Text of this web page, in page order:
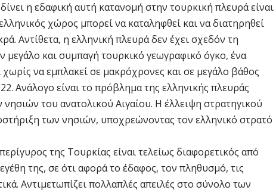
η εδαφική αυτή κατανομή στην τουρκική πλευρά είναι
χώρος μπορεί να καταληφθεί και να διατηρηθεί
Αντίθετα, η ελληνική πλευρά δεν έχει σχεδόν τη
μεγάλο και συμπαγή τουρκικό γεωγραφικό όγκο, ένα
να εμπλακεί σε μακρόχρονες και σε μεγάλο βάθος
Ανάλογο είναι το πρόβλημα της ελληνικής πλευράς
του ανατολικού Αιγαίου. Η έλλειψη στρατηγικού
των νησιών, υποχρεώνοντας τον ελληνικό στρατό
της Τουρκίας είναι τελείως διαφορετικός από
της, σε ότι αφορά το έδαφος, τον πληθυσμό, τις
Αντιμετωπίζει πολλαπλές απειλές στο σύνολο των